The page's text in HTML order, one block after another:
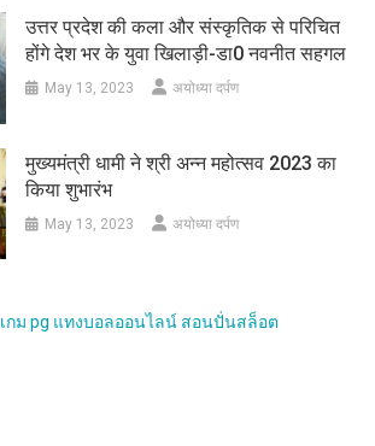
उत्तर प्रदेश की कला और संस्कृतिक से परिचित
होंगे देश भर के युवा खिलाड़ी-डा0 नवनीत सहगल
May 13, 2023 अयोध्या दर्पण
मुख्यमंत्री धामी ने श्री अन्न महोत्सव 2023 का
किया शुभारंभ
May 13, 2023 अयोध्या दर्पण
เกม pg แทงบอลออนไลน์ สอนปั่นสล็อต